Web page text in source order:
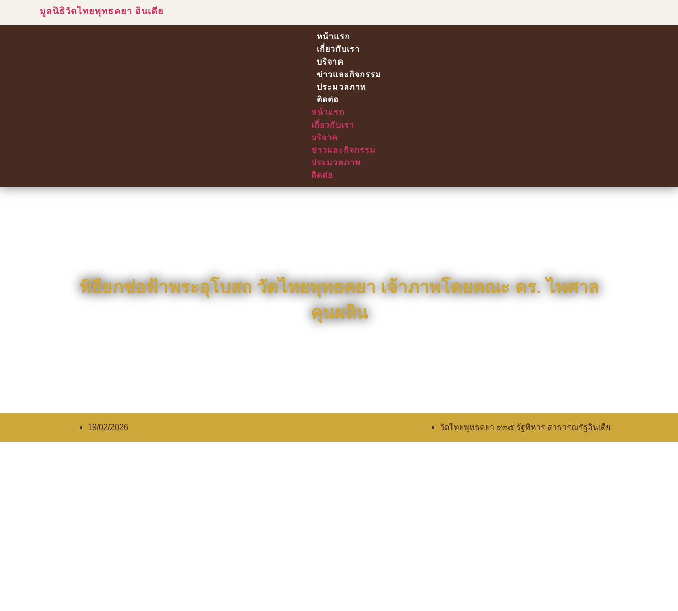
มูลนิธิวัดไทยพุทธคยา อินเดีย
หน้าแรก
เกี่ยวกับเรา
บริจาค
ข่าวและกิจกรรม
ประมวลภาพ
ติดต่อ
หน้าแรก
เกี่ยวกับเรา
บริจาค
ข่าวและกิจกรรม
ประมวลภาพ
ติดต่อ
พิธียกช่อฟ้าพระอุโบสถ วัดไทยพุทธคยา เจ้าภาพโดยคณะ ดร. ไพศาล
คุนผลิน
19/02/2026 วัดไทยพุทธคยา ๙๓๕​ รัฐพิหาร สาธารณรัฐอินเดีย